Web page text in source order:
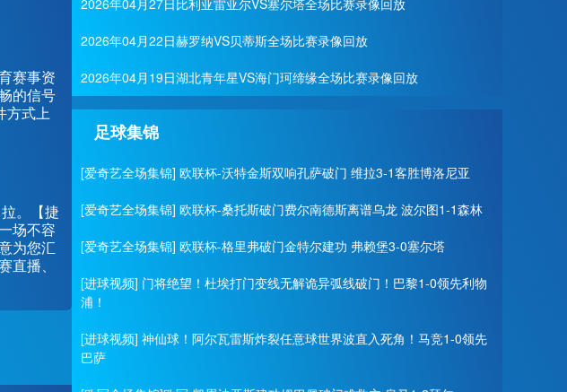
赛事资
的信号
方式上
。【捷
场不容
为您汇
播、
2026年04月27日比利亚雷亚尔VS塞尔塔全场比赛录像回放
2026年04月22日赫罗纳VS贝蒂斯全场比赛录像回放
2026年04月19日湖北青年星VS海门珂缔缘全场比赛录像回放
足球集锦
[爱奇艺全场集锦] 欧联杯-沃特金斯双响孔萨破门 维拉3-1客胜博洛尼亚
[爱奇艺全场集锦] 欧联杯-桑托斯破门费尔南德斯离谱乌龙 波尔图1-1森林
[爱奇艺全场集锦] 欧联杯-格里弗破门金特尔建功 弗赖堡3-0塞尔塔
[进球视频] 门将绝望！杜埃打门变线无解诡异弧线破门！巴黎1-0领先利物
浦！
[进球视频] 神仙球！阿尔瓦雷斯炸裂任意球世界波直入死角！马竞1-0领先
巴萨